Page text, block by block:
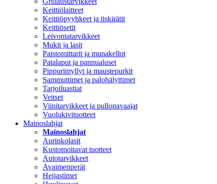
Keittiölaitteet
Keittiöpyyhkeet ja tiskirätit
Keittiösetit
Leivontatarvikkeet
Mukit ja lasit
Paistomittarit ja munakellot
Patalaput ja pannualuset
Pippurimyllyt ja maustepurkit
Sammuttimet ja palohälyttimet
Tarjoiluastiat
Veitset
Viinitarvikkeet ja pullonavaajat
Vuolukivituotteet
Mainoslahjat
Mainoslahjat
Aurinkolasit
Kustomoitavat tuotteet
Autotarvikkeet
Avaimenperät
Heijastimet